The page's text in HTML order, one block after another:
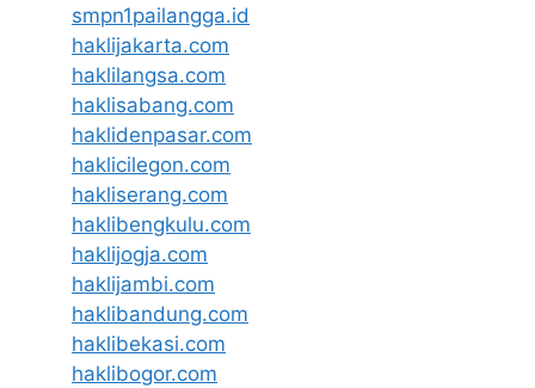
smpn1pailangga.id
haklijakarta.com
haklilangsa.com
haklisabang.com
haklidenpasar.com
haklicilegon.com
hakliserang.com
haklibengkulu.com
haklijogja.com
haklijambi.com
haklibandung.com
haklibekasi.com
haklibogor.com